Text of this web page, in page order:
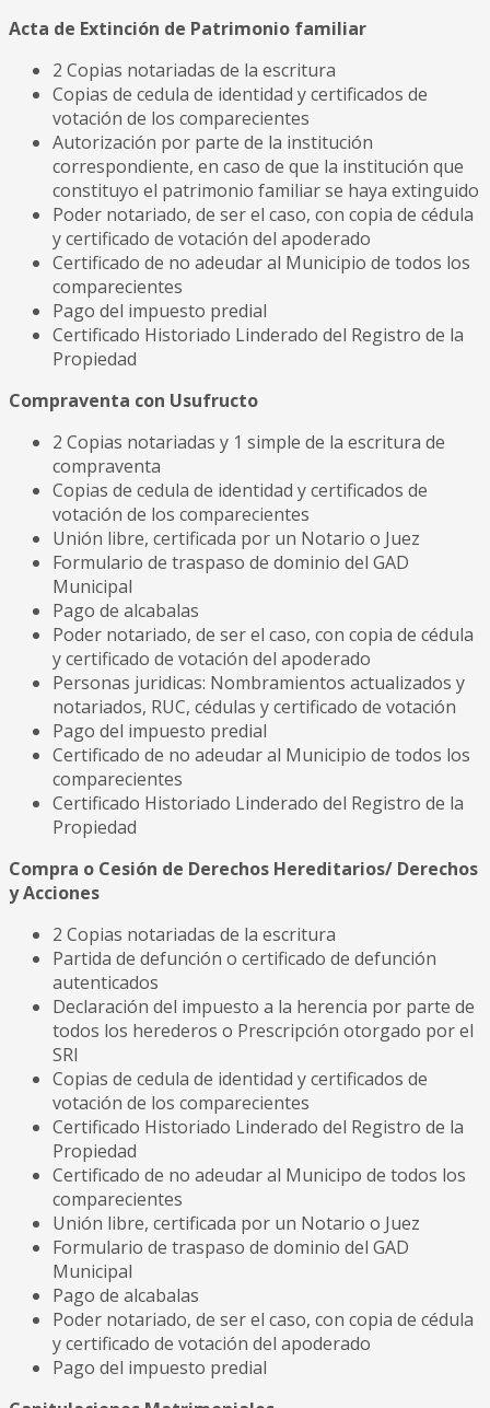
Acta de Extinción de Patrimonio familiar
2 Copias notariadas de la escritura
Copias de cedula de identidad y certificados de
votación de los comparecientes
Autorización por parte de la institución
correspondiente, en caso de que la institución que
constituyo el patrimonio familiar se haya extinguido
Poder notariado, de ser el caso, con copia de cédula
y certificado de votación del apoderado
Certificado de no adeudar al Municipio de todos los
comparecientes
Pago del impuesto predial
Certificado Historiado Linderado del Registro de la
Propiedad
Compraventa con Usufructo
2 Copias notariadas y 1 simple de la escritura de
compraventa
Copias de cedula de identidad y certificados de
votación de los comparecientes
Unión libre, certificada por un Notario o Juez
Formulario de traspaso de dominio del GAD
Municipal
Pago de alcabalas
Poder notariado, de ser el caso, con copia de cédula
y certificado de votación del apoderado
Personas juridicas: Nombramientos actualizados y
notariados, RUC, cédulas y certificado de votación
Pago del impuesto predial
Certificado de no adeudar al Municipio de todos los
comparecientes
Certificado Historiado Linderado del Registro de la
Propiedad
Compra o Cesión de Derechos Hereditarios/ Derechos
y Acciones
2 Copias notariadas de la escritura
Partida de defunción o certificado de defunción
autenticados
Declaración del impuesto a la herencia por parte de
todos los herederos o Prescripción otorgado por el
SRI
Copias de cedula de identidad y certificados de
votación de los comparecientes
Certificado Historiado Linderado del Registro de la
Propiedad
Certificado de no adeudar al Municipo de todos los
comparecientes
Unión libre, certificada por un Notario o Juez
Formulario de traspaso de dominio del GAD
Municipal
Pago de alcabalas
Poder notariado, de ser el caso, con copia de cédula
y certificado de votación del apoderado
Pago del impuesto predial